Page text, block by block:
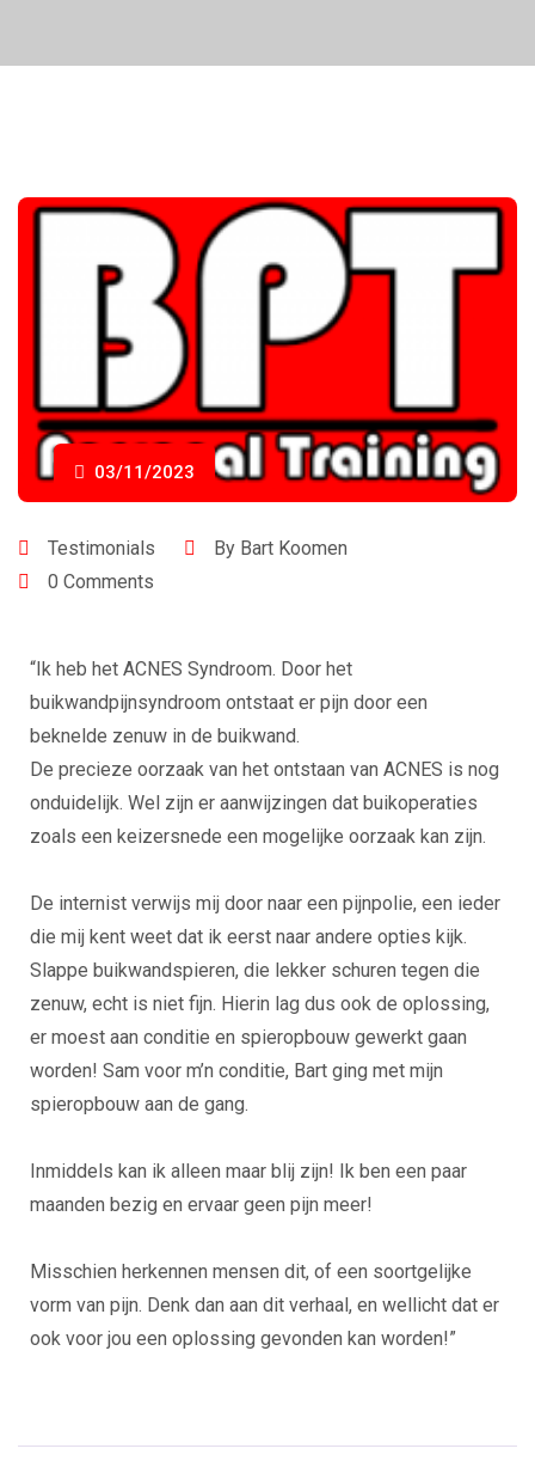
03/11/2023
Testimonials
By Bart Koomen
0 Comments
“Ik heb het ACNES Syndroom. Door het
buikwandpijnsyndroom ontstaat er pijn door een
beknelde zenuw in de buikwand.
De precieze oorzaak van het ontstaan van ACNES is nog
onduidelijk. Wel zijn er aanwijzingen dat buikoperaties
zoals een keizersnede een mogelijke oorzaak kan zijn.
De internist verwijs mij door naar een pijnpolie, een ieder
die mij kent weet dat ik eerst naar andere opties kijk.
Slappe buikwandspieren, die lekker schuren tegen die
zenuw, echt is niet fijn. Hierin lag dus ook de oplossing,
er moest aan conditie en spieropbouw gewerkt gaan
worden! Sam voor m’n conditie, Bart ging met mijn
spieropbouw aan de gang.
Inmiddels kan ik alleen maar blij zijn! Ik ben een paar
maanden bezig en ervaar geen pijn meer!
Misschien herkennen mensen dit, of een soortgelijke
vorm van pijn. Denk dan aan dit verhaal, en wellicht dat er
ook voor jou een oplossing gevonden kan worden!”